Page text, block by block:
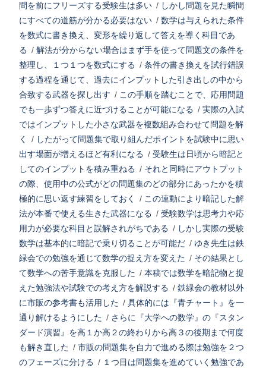
問を前にフリーズする受験生は多い / しかし問題を見た瞬間
にすべての道筋が分かる必要はない / 数学は与えられた条件
を数式に書き換え、変形を繰り返して答えを導く科目であ
る / 解法が分からない場合はまず手を使って問題文の条件を
整理し、１つ１つを数式にする / 条件の書き換えを試行錯誤
する過程を通じて、過去にインプットした引き出しの中から
合致する武器を探し出す / この手順を踏むことで、応用問題
でも一歩ずつ答えに近づけることが可能になる / 実際の入試
ではインプットした小さな武器を複数組み合わせて問題を解
く
/ したがって問題集で取り組んだポイントを試験中に思い
出す場面が増えるほど有利になる / 受験生は日頃から暗記と
してのインプットを積み重ねる / それと同時にアウトプット
の際、使用中の公式がどの問題集のどの部分にあったかを積
極的に思い返す練習をしておく
/ この連動により暗記した解
法が本番で使える生きた武器になる / 受験数学は思考力や応
用力が必要な科目と誤解されがちである / しかし実際の受験
数学は基本的に暗記で乗り切ることが可能だ / ゆき先生は鉄
緑会での勉強を通じて数学の捉え方を変えた / その結果とし
て数学への苦手意識を克服した / 本稿では数学を暗記物と捉
えた勉強法や試験での考え方を解説する / 鉄緑会の教材以外
に市販の参考書も活用した / 具体的には『青チャート』を一
通り解けるようにした / さらに『大学への数学』の『スタン
ダード演習』を高１か高２の終わりから高３の後期まで何度
も解き直した / 市販の問題集を自力で進める際は勉強を２つ
のフェーズに分ける / １つ目は問題集を進めていく勉強であ